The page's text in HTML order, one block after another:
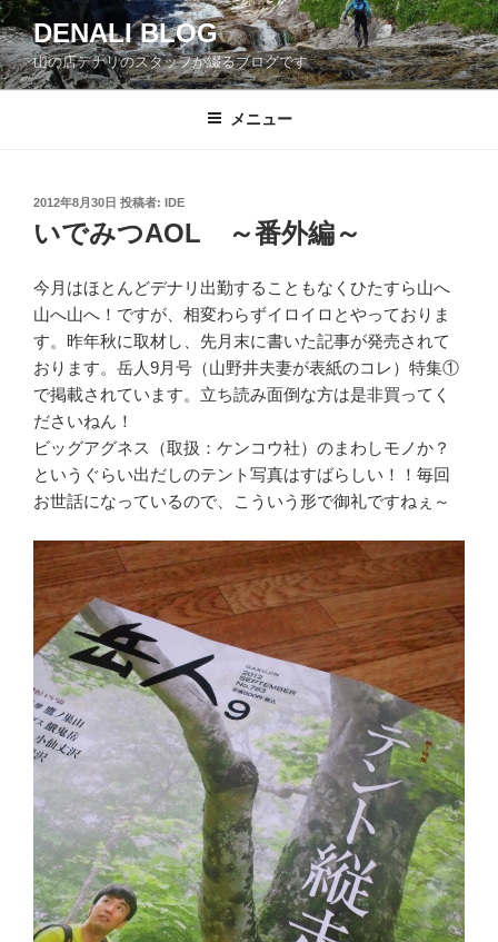
コ
ン
テ
ン
DENALI BLOG
山の店デナリのスタッフが綴るブログです
メニュー
投
稿
日:
2012年8月30日 投稿者: IDE
いでみつAOL ～番外編～
今月はほとんどデナリ出勤することもなくひたすら山へ
山へ山へ！ですが、相変わらずイロイロとやっておりま
す。昨年秋に取材し、先月末に書いた記事が発売されて
おります。岳人9月号（山野井夫妻が表紙のコレ）特集①
で掲載されています。立ち読み面倒な方は是非買ってく
ださいねん！
ビッグアグネス（取扱：ケンコウ社）のまわしモノか？
というぐらい出だしのテント写真はすばらしい！！毎回
お世話になっているので、こういう形で御礼ですねぇ～